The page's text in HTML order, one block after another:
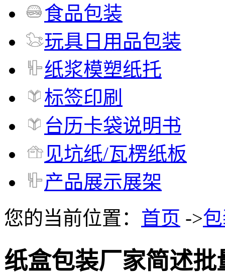
食品包装
玩具日用品包装
纸浆模塑纸托
标签印刷
台历卡袋说明书
见坑纸/瓦楞纸板
产品展示展架
您的当前位置： 首页 ->
纸盒包装厂家简述批